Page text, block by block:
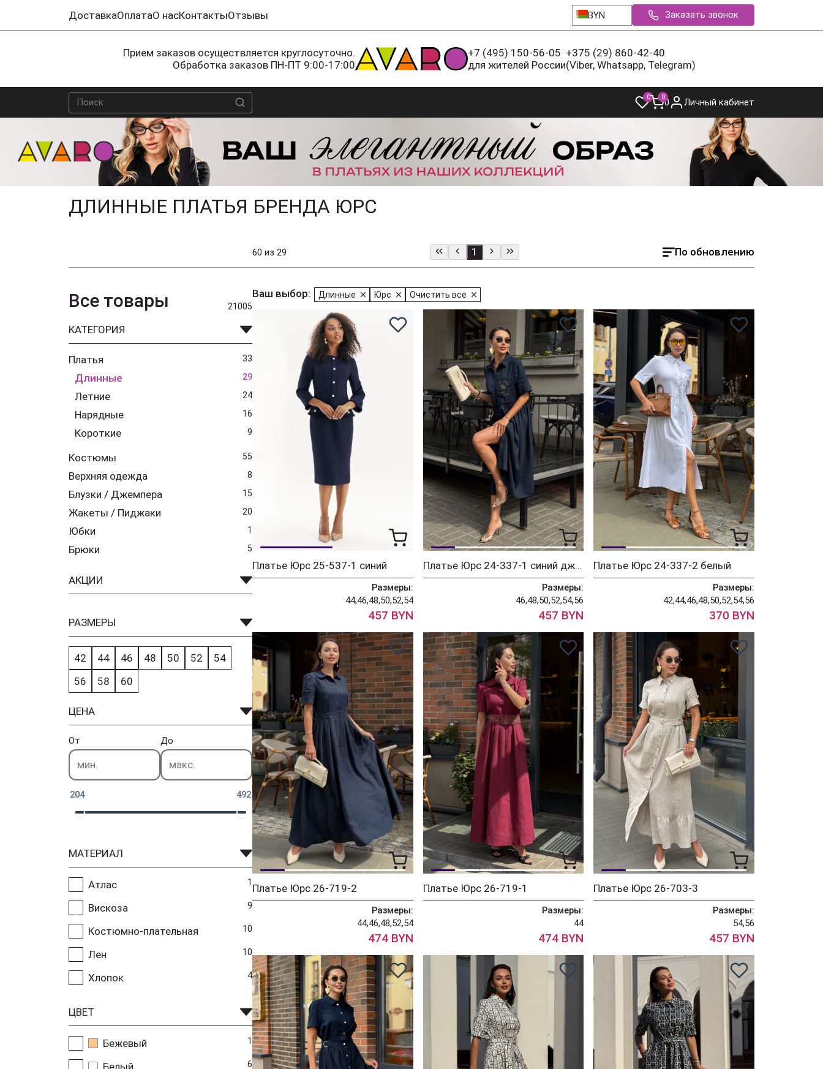
ДоставкаОплатаО насКонтактыОтзывы BYN Заказать звонок
Прием заказов осуществляется круглосуточно.
Обработка заказов ПН-ПТ 9:00-17:00
+7 (495) 150-56-05
для жителей России
+375 (29) 860-42-40
(Viber, Whatsapp, Telegram)
0 00 Личный кабинет
ДЛИННЫЕ ПЛАТЬЯ БРЕНДА ЮРС
60 из 29 По обновлению
1
Все товары 21005
КАТЕГОРИЯ
Платья 33
Длинные 29
Летние 24
Нарядные 16
Короткие 9
Костюмы 55
Верхняя одежда 8
Блузки / Джемпера 15
Жакеты / Пиджаки 20
Юбки 1
Брюки 5
АКЦИИ
РАЗМЕРЫ
42 44 46 48 50 52
54
56
58 60
ЦЕНА
От До
204 492
МАТЕРИАЛ
Атлас 1
Вискоза 9
Костюмно-плательная 10
Лен 10
Хлопок 4
ЦВЕТ
Бежевый 1
Белый 6
Ваш выбор: Длинные Юрс Очистить все
Платье Юрс 25-537-1 синий
Размеры:
44,46,48,50,52,54
457 BYN
Платье Юрс 24-337-1 синий джинс
Размеры:
46,48,50,52,54,56
457 BYN
Платье Юрс 24-337-2 белый
Размеры:
42,44,46,48,50,52,54,56
370 BYN
Платье Юрс 26-719-2
Размеры:
44,46,48,52,54
474 BYN
Платье Юрс 26-719-1
Размеры:
44
474 BYN
Платье Юрс 26-703-3
Размеры:
54,56
457 BYN